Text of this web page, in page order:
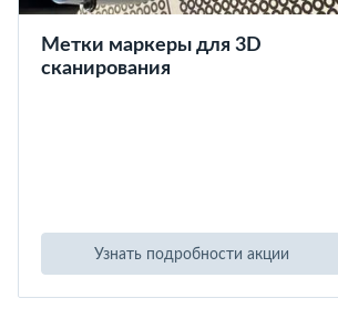
Метки маркеры для 3D
сканирования
Узнать подробности акции